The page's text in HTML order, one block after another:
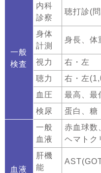
一般
検査
内科
診察
聴打診(
身体
計測
身長、体
視力
右・左
聴力
右・左
血圧
最高、最
検尿
蛋白、糖
血液
一般
血液
赤血球数
ヘマトク
肝機
能